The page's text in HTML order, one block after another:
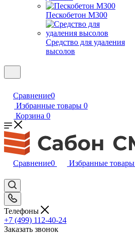
Пескобетон М300
Средство для удаления
высолов
Сравнение0
Избранные товары 0
Корзина 0
Сравнение0 Избранные товары
Телефоны
+7 (499) 112-40-24
Заказать звонок